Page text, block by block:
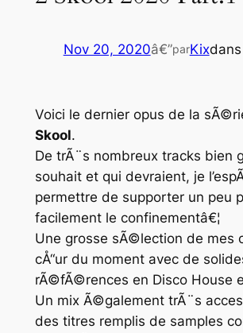
Nov 20, 2020â€”parKixdans
Voici le dernier opus de la
Skool.
De trÃ¨s nombreux tracks bien
souhait et qui devraient, je
permettre de supporter un peu
facilement le confinementâ€¦
Une grosse sÃ©lection de mes
cÅ“ur du moment avec de
rÃ©fÃ©rences en Disco House
Un mix Ã©galement trÃ¨s
des titres remplis de samples